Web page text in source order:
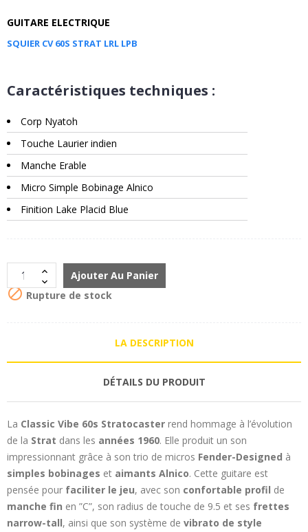
GUITARE ELECTRIQUE
SQUIER CV 60S STRAT LRL LPB
Caractéristiques techniques :
Corp Nyatoh
Touche Laurier indien
Manche Erable
Micro Simple Bobinage Alnico
Finition Lake Placid Blue
Ajouter Au Panier
 Rupture de stock
LA DESCRIPTION
DÉTAILS DU PRODUIT
La Classic Vibe 60s Stratocaster rend hommage à l’évolution
de la Strat dans les années 1960. Elle produit un son
impressionnant grâce à son trio de micros Fender-Designed à
simples bobinages et aimants Alnico. Cette guitare est
pensée pour faciliter le jeu, avec son confortable profil de
manche fin en ”C”, son radius de touche de 9.5 et ses frettes
narrow-tall, ainsi que son système de vibrato de style